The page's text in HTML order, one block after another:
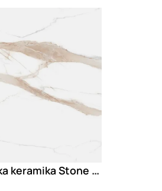
Porcelanska keramika Stone Marvel Gold